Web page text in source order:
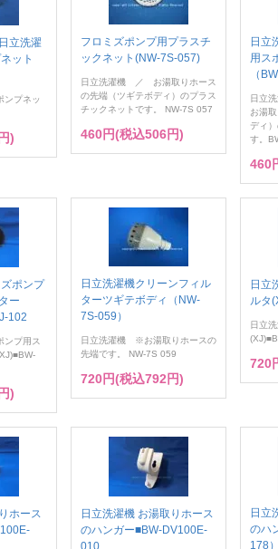
立洗濯
ット
ンプネッ
)
フロミズポンプ用プラスチ
ックネット(NW-7S-057)
日立洗濯機 ／ お湯取りホース
の先端（ツギテボディ）のプラス
チックネットです。 NW-7S 057
460円(税込506円)
日立
用ス
（
日立
お湯
ディ
す。
460
ポンプ
ー
102
ンプ用ス
)
日立洗濯機クリーンフィル
ターツギテボディ（NW-
7S-059）
日立洗濯機 ※お湯取りホースの
先端です。 NW-7S 059
720円(税込792円)
日立
ルタ
日立
720
ホース
日立洗濯機 お湯取りホース
のハンガー■BW-DV100E-
010
日立
のハ
178）